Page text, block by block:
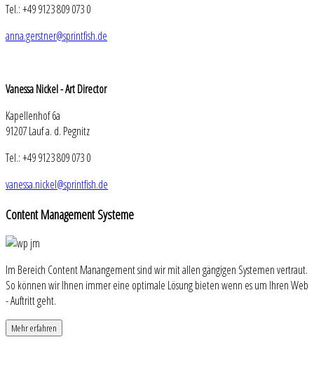
Tel.: +49 9123 809 073 0
anna.gerstner@sprintfish.de
Vanessa Nickel - Art Director
Kapellenhof 6a
91207 Lauf a. d. Pegnitz
Tel.: +49 9123 809 073 0
vanessa.nickel@sprintfish.de
ContentManagement Systeme
Im Bereich Content Manangement sind wir mit allen gängigen Systemen vertraut.
So können wir Ihnen immer eine optimale Lösung bieten wenn es um Ihren Web
- Auftritt geht.
Mehr erfahren